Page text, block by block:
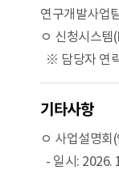
연구개발사업
ㅇ 신청시스
※ 담당자 연
기타사항
ㅇ 사업설명회
- 일시: 2026.